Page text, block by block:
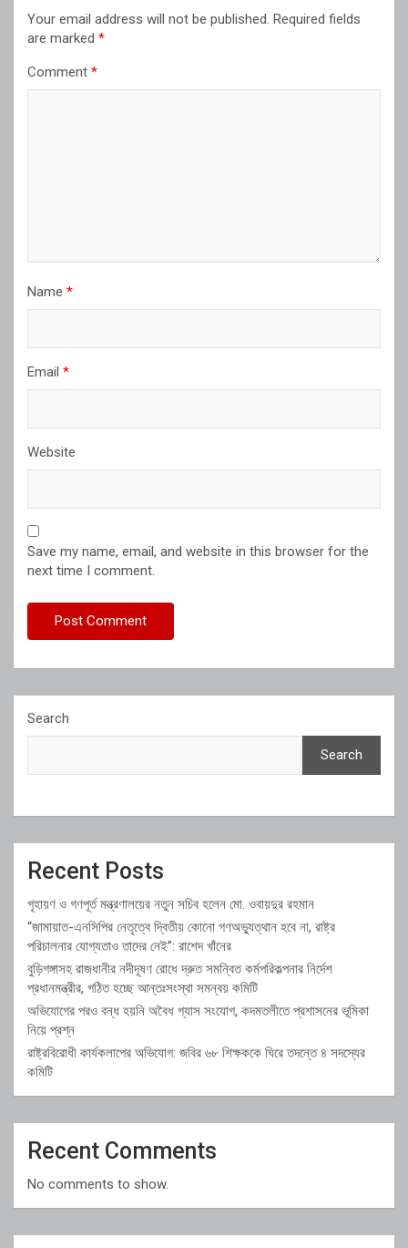
Your email address will not be published. Required fields
are marked *
Comment *
Name *
Email *
Website
Save my name, email, and website in this browser for the
next time I comment.
Search
Search
Recent Posts
গৃহায়ণ ও গণপূর্ত মন্ত্রণালয়ের নতুন সচিব হলেন মো. ওবায়দুর রহমান
“জামায়াত-এনসিপির নেতৃত্বে দ্বিতীয় কোনো গণঅভ্যুত্থান হবে না, রাষ্ট্র
পরিচালনার যোগ্যতাও তাদের নেই”: রাশেদ খাঁনের
বুড়িগঙ্গাসহ রাজধানীর নদীদূষণ রোধে দ্রুত সমন্বিত কর্মপরিকল্পনার নির্দেশ
প্রধানমন্ত্রীর, গঠিত হচ্ছে আন্তঃসংস্থা সমন্বয় কমিটি
অভিযোগের পরও বন্ধ হয়নি অবৈধ গ্যাস সংযোগ, কদমতলীতে প্রশাসনের ভূমিকা
নিয়ে প্রশ্ন
রাষ্ট্রবিরোধী কার্যকলাপের অভিযোগ: জবির ৬৮ শিক্ষককে ঘিরে তদন্তে ৪ সদস্যের
কমিটি
Recent Comments
No comments to show.